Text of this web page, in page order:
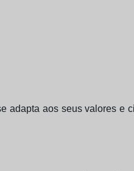
aos seus valores e